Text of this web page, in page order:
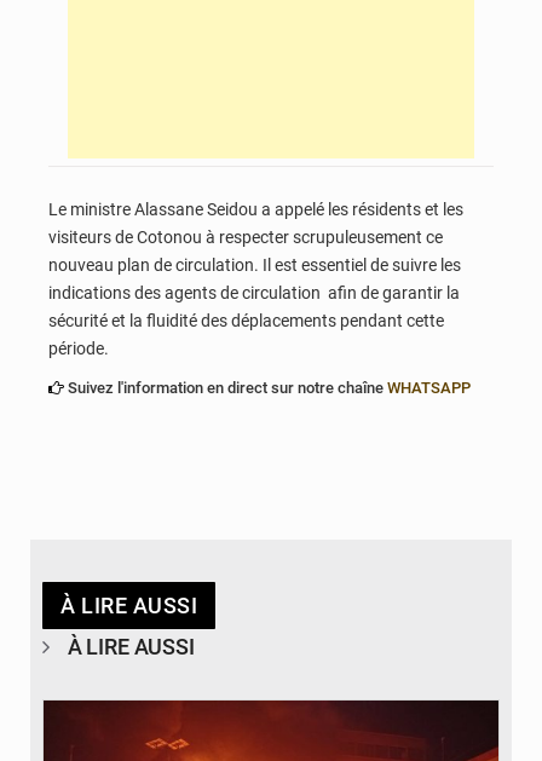
Le ministre Alassane Seidou a appelé les résidents et les
visiteurs de Cotonou à respecter scrupuleusement ce
nouveau plan de circulation. Il est essentiel de suivre les
indications des agents de circulation afin de garantir la
sécurité et la fluidité des déplacements pendant cette
période.
Suivez l'information en direct sur notre chaîne WHATSAPP
À LIRE AUSSI
À LIRE AUSSI